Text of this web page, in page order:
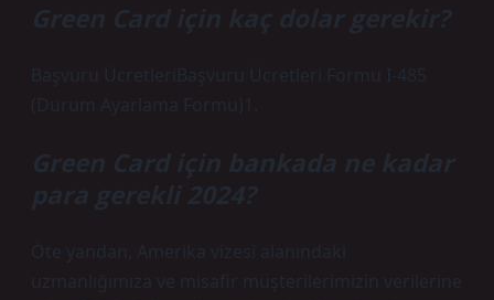
Green Card için kaç dolar gerekir?
Başvuru ÜcretleriBaşvuru Ücretleri Formu I-485
(Durum Ayarlama Formu)1.
Green Card için bankada ne kadar
para gerekli 2024?
Öte yandan, Amerika vizesi alanındaki
uzmanlığımıza ve misafir müşterilerimizin verilerine